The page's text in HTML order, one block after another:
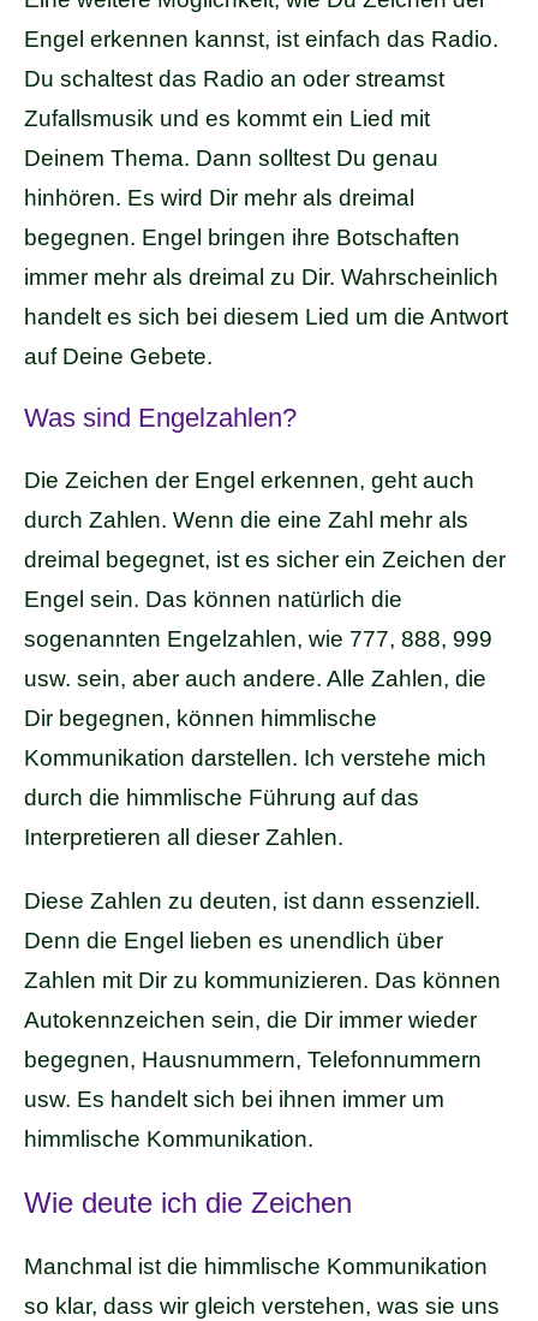
Engel erkennen kannst, ist einfach das Radio.
Du schaltest das Radio an oder streamst
Zufallsmusik und es kommt ein Lied mit
Deinem Thema. Dann solltest Du genau
hinhören. Es wird Dir mehr als dreimal
begegnen. Engel bringen ihre Botschaften
immer mehr als dreimal zu Dir. Wahrscheinlich
handelt es sich bei diesem Lied um die Antwort
auf Deine Gebete.
Was sind Engelzahlen?
Die Zeichen der Engel erkennen, geht auch
durch Zahlen. Wenn die eine Zahl mehr als
dreimal begegnet, ist es sicher ein Zeichen der
Engel sein. Das können natürlich die
sogenannten Engelzahlen, wie 777, 888, 999
usw. sein, aber auch andere. Alle Zahlen, die
Dir begegnen, können himmlische
Kommunikation darstellen. Ich verstehe mich
durch die himmlische Führung auf das
Interpretieren all dieser Zahlen.
Diese Zahlen zu deuten, ist dann essenziell.
Denn die Engel lieben es unendlich über
Zahlen mit Dir zu kommunizieren. Das können
Autokennzeichen sein, die Dir immer wieder
begegnen, Hausnummern, Telefonnummern
usw. Es handelt sich bei ihnen immer um
himmlische Kommunikation.
Wie deute ich die Zeichen
Manchmal ist die himmlische Kommunikation
so klar, dass wir gleich verstehen, was sie uns